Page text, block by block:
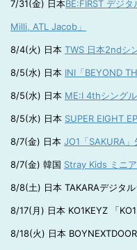
7/31(金) 日本BE:FIRST デジ
Milli, ATL Jacob」
8/4(火) 日本 TWS 日本2ndシ
8/5(水) 日本 INI「BEYOND
8/5(水) 日本 ME:I 4thシングル
8/5(水) 日本 SUPER EIGHT
8/7(金) 日本 JO1「SAKURA
8/7(金) 韓国 Stray Kids ミニ
8/8(土) 日本 TAKARAデジタ
8/17(月) 日本 KO1KEYZ 「
8/18(火) 日本